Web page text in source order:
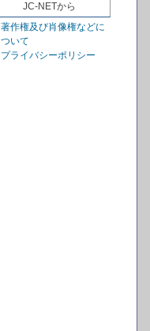
JC-NETから
著作権及び肖像権などに
ついて
プライバシーポリシー